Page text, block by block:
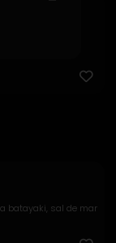
palta y
batayaki, sal de mar